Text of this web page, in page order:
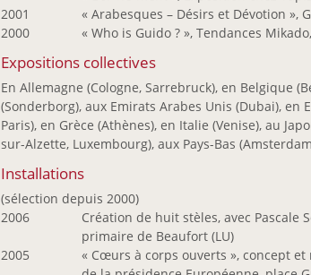
2001
« Arabesques – Désirs et Dévotion »,
2000
« Who is Guido ? », Tendances
Expositions collectives
En Allemagne (Cologne, Sarrebruck), en Belgique
(Sonderborg), aux Emirats Arabes Unis (Dubai), en
Paris), en Grèce (Athènes), en Italie (Venise), au
sur-Alzette, Luxembourg), aux Pays-Bas
Installations
(sélection depuis 2000)
2006
Création de huit stèles, avec Pascale
primaire de Beaufort (LU)
2005
« Cœurs à corps ouverts », concept